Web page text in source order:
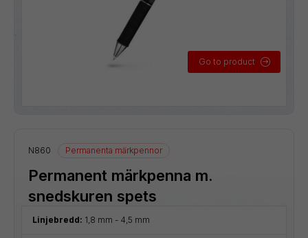
Go to product
N860 Permanenta märkpennor
Permanent märkpenna m.
snedskuren spets
Linjebredd: 1,8 mm - 4,5 mm